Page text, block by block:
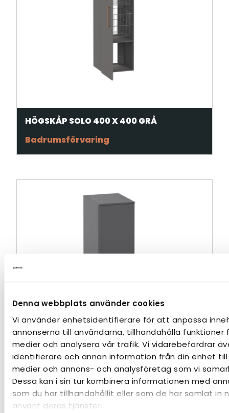
Denna webbplats använder cookies
Vi använder enhetsidentifierare för att anpassa
annonserna till användarna, tillhandahålla funktioner
medier och analysera vår trafik. Vi vidarebefordrar
identifierare och annan information från din enhet
medier och annons- och analysföretag som vi
Dessa kan i sin tur kombinera informationen med
som du har tillhandahållit eller som de har samlat in
använt deras tjänster.
HÖGSKÅP SOLO 400 X 400 GRÅ
Badrumsförvaring
HÖGSKÅP PYK 400/S530 HÖGER 3 X KORG
GRÅ
Badrumsförvaring